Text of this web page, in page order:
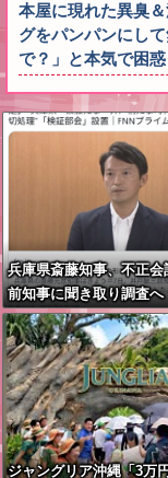
本屋に現れた異臭
グをパンパンにし
で？」と本気で困
兵庫県斎藤知事、不正会
前知事に聞き取り調査へ
ジャングリア沖縄「3万